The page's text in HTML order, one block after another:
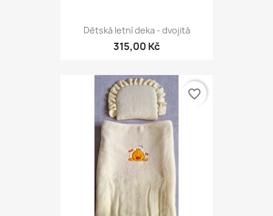
Dětská letní deka - dvojitá
315,00 Kč
favorite_border